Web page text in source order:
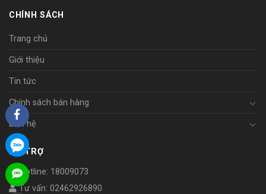
CHÍNH SÁCH
Trang chủ
Giới thiệu
Tin tức
Chính sách bán hàng
Liên hệ
HỖ TRỢ
Hotline: 18009073
Tư vấn: 02462926890